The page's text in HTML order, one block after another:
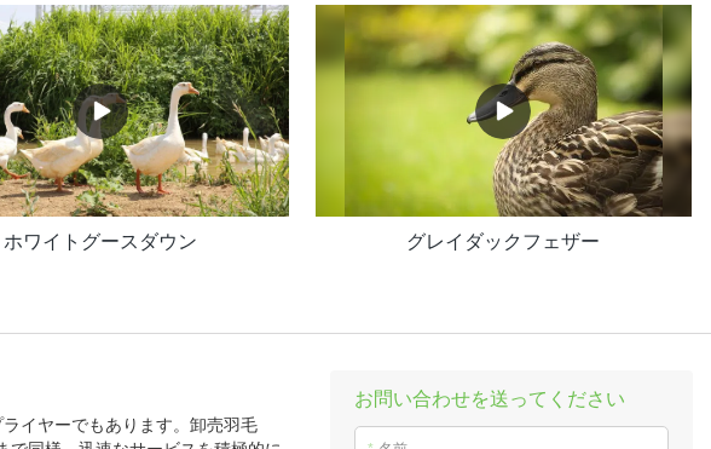
ホワイトグースダウン グレイダックフェザー
イヤーでもあります。卸売羽毛
お問い合わせを送ってください